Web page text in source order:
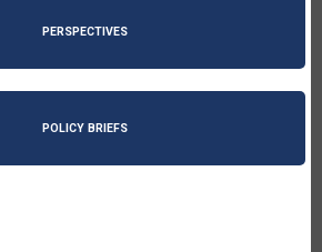
PERSPECTIVES
POLICY BRIEFS